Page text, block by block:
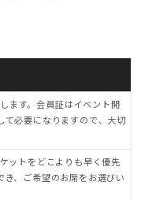
す。会員証はイベント開
て必要になりますので、大切
ットをどこよりも早く優先
、ご希望のお席をお選びい